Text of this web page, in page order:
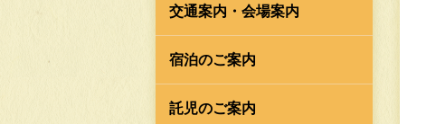
交通案内・会場案内
宿泊のご案内
託児のご案内